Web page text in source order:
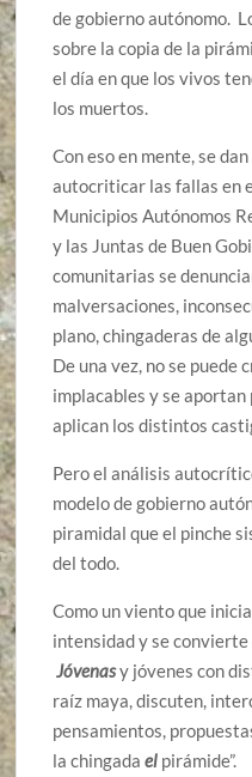
de gobierno autónomo.
sobre la copia de la
el día en que los vivos
los muertos.
Con eso en mente, se
autocriticar las fallas en
Municipios Autónomos
y las Juntas de Buen
comunitarias se
malversaciones,
plano, chingaderas de
De una vez, no se puede
implacables y se
aplican los distintos
Pero el análisis
modelo de gobierno
piramidal que el pinche
del todo.
Como un viento que
intensidad y se convierte
Jóvenasy jóvenes con
raíz maya, discuten,
pensamientos,
la chingadael pirámide”.